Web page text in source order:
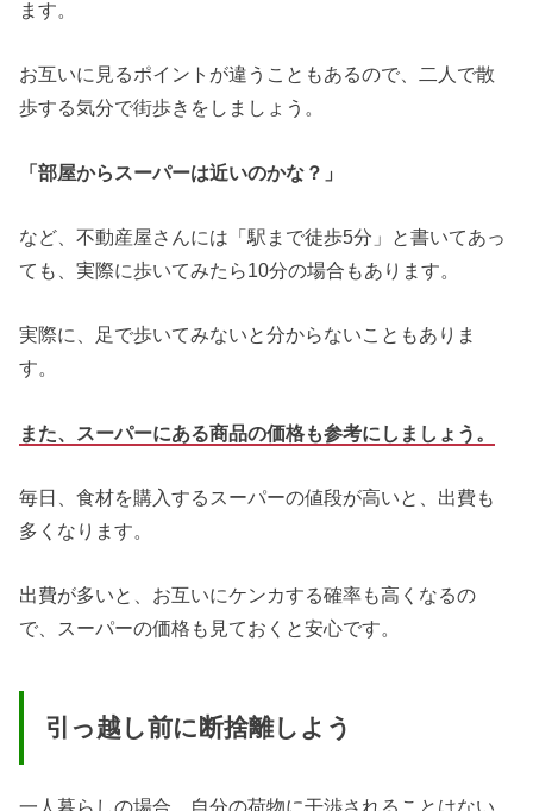
ます。
お互いに見るポイントが違うこともあるので、二人で散
歩する気分で街歩きをしましょう。
「部屋からスーパーは近いのかな？」
など、不動産屋さんには「駅まで徒歩5分」と書いてあっ
ても、実際に歩いてみたら10分の場合もあります。
実際に、足で歩いてみないと分からないこともありま
す。
また、スーパーにある商品の価格も参考にしましょう。
毎日、食材を購入するスーパーの値段が高いと、出費も
多くなります。
出費が多いと、お互いにケンカする確率も高くなるの
で、スーパーの価格も見ておくと安心です。
引っ越し前に断捨離しよう
一人暮らしの場合、自分の荷物に干渉されることはない